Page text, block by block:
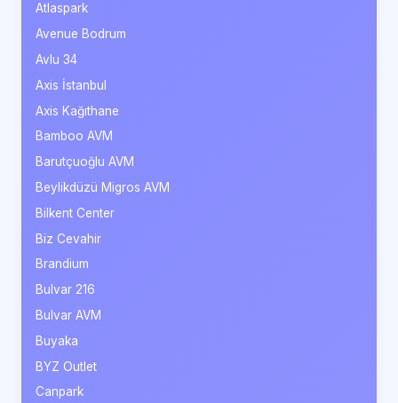
Atlaspark
Avenue Bodrum
Avlu 34
Axis İstanbul
Axis Kağıthane
Bamboo AVM
Barutçuoğlu AVM
Beylikdüzü Migros AVM
Bilkent Center
Biz Cevahir
Brandium
Bulvar 216
Bulvar AVM
Buyaka
BYZ Outlet
Canpark